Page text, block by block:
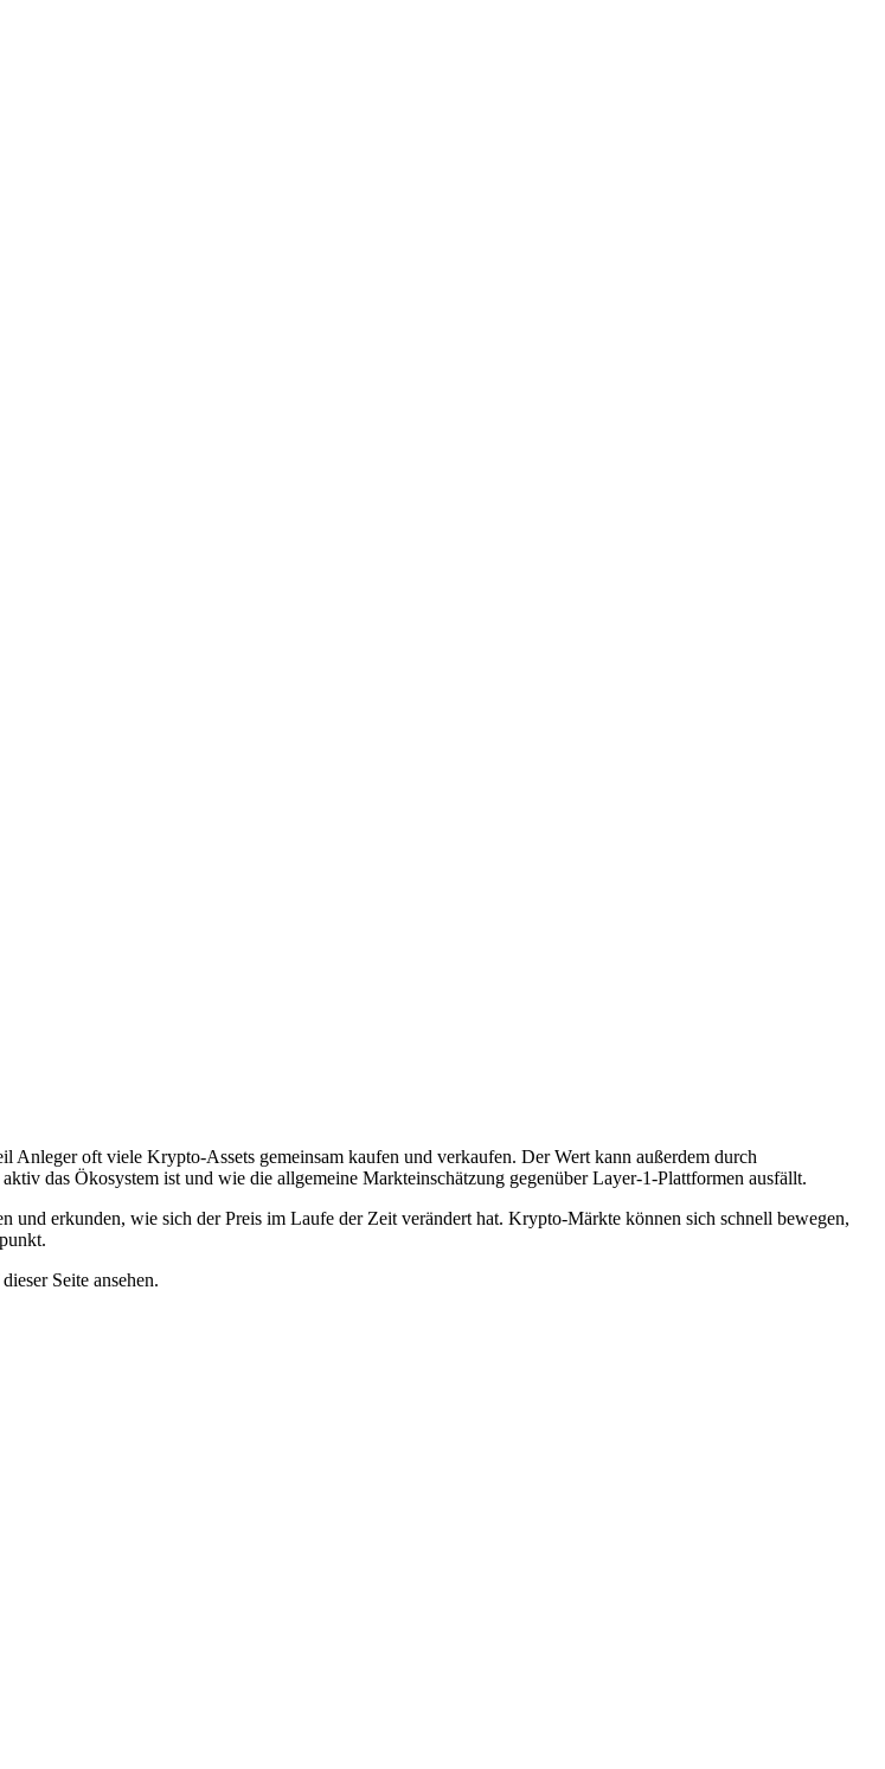
oft viele Krypto-Assets gemeinsam kaufen und verkaufen. Der Wert kann außerdem durch
das Ökosystem ist und wie die allgemeine Markteinschätzung gegenüber Layer-1-Plattformen ausfällt.
erkunden, wie sich der Preis im Laufe der Zeit verändert hat. Krypto-Märkte können sich schnell bewegen,
Seite ansehen.